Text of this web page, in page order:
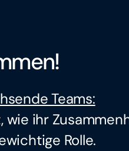
Teams:
ihr
Rolle.